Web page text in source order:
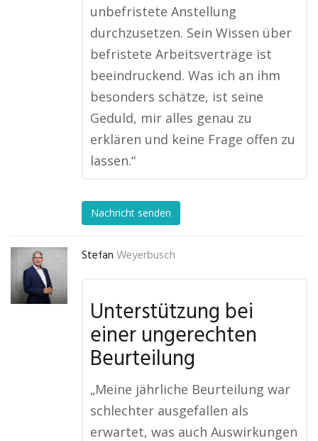
unbefristete Anstellung
durchzusetzen. Sein Wissen über
befristete Arbeitsverträge ist
beeindruckend. Was ich an ihm
besonders schätze, ist seine
Geduld, mir alles genau zu
erklären und keine Frage offen zu
lassen.“
Nachricht senden
Stefan Weyerbusch
Unterstützung bei
einer ungerechten
Beurteilung
„Meine jährliche Beurteilung war
schlechter ausgefallen als
erwartet, was auch Auswirkungen